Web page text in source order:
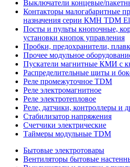
Выключатели концевые/
Контакторы малогабаритные
назначения серии КМН TDM
Посты и пульты кнопочные,
установки кнопок управления
Пробки, предохранители,
Прочее модульное
Пускатели магнитные КМИ с
Распределительные щиты и
Реле промежуточное TDM
Реле электромагнитное
Реле электротепловое
Реле, датчики, контроллеры и
Стабилизатор напряжения
Счетчики электрические
Таймеры модульные TDM
Бытовые электротовары
Вентиляторы бытовые